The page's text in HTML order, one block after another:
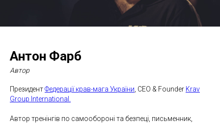
Антон Фарб
Автор
ПрезидентФедерації крав-мага України , CEO & Founder Krav
Group International.
Автор тренінгів по самообороні та безпеці, письменник,